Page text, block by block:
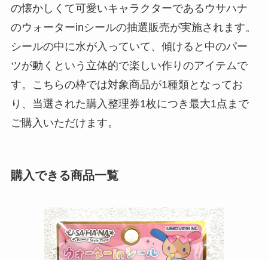
の懐かしくて可愛いキャラクターであるウサハナ
のウォーターinシールの抽選販売が実施されます。
シールの中に水が入っていて、傾けると中のパー
ツが動くという立体的で楽しい作りのアイテムで
す。こちらの枠では対象商品が1種類となってお
り、当選された購入整理券1枚につき最大1点まで
ご購入いただけます。
購入できる商品一覧